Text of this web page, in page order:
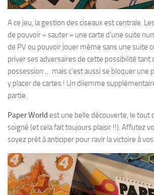
A ce jeu, la gestion des ciseaux est centrale.
de pouvoir « sauter » une carte d’une suite
de PV ou pouvoir jouer même sans une suite
priver ses adversaires de cette possibilité tant
possession … mais c’est aussi se bloquer une
y placer de cartes ! Un dilemme
partie.
Paper World est une belle découverte, le tout
soigné (et cela fait toujours plaisir !!). Affutez
soyez prêt à anticiper pour ravir la victoire à